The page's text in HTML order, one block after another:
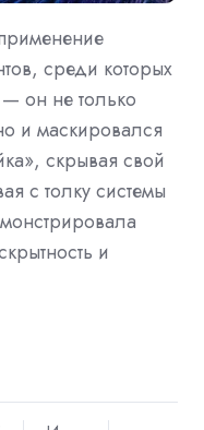
среди которых
— он не только
и маскировался
скрывая свой
с толку системы
и